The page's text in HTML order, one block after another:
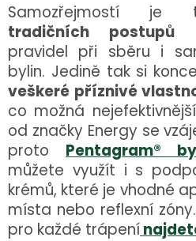
Samozřejmostí
tradičních postupů
pravidel při sběru i
bylin. Jedině tak si
veškeré příznivé
co možná
od značky Energy se
proto Pentagram®
můžete využít i s
krémů, které je vhodné
místa nebo reflexní
pro každé trápení